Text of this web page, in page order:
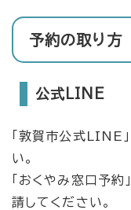
予約の取り方
公式LINE
「敦賀市公式LINE
い。
「おくやみ窓口予
請してください。